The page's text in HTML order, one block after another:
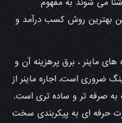
این بهترین روش کسب درآمد و
های ماینر ، برق پرهزینه آن و
ضروری است، اجاره ماینر از
به صرفه تر و ساده تری است.
حرفه ای به پیکربندی سخت